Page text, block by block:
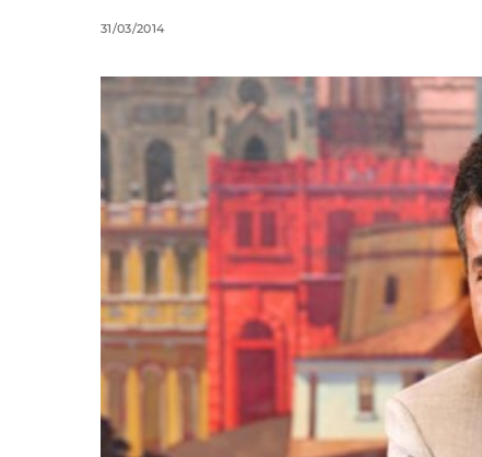
31/03/2014